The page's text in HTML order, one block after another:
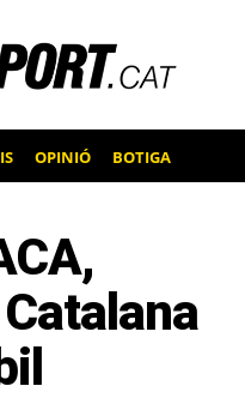
OPINIÓ BOTIGA